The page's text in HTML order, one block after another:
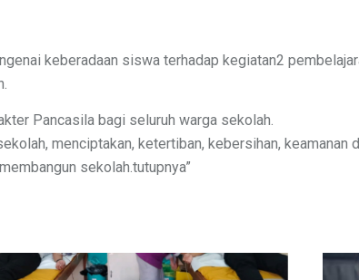
keberadaan siswa terhadap kegiatan2
Pancasila bagi seluruh warga sekolah.
menciptakan, ketertiban, kebersihan, keamanan
sekolah.tutupnya”